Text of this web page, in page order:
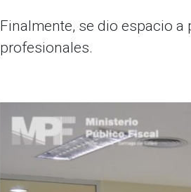
Finalmente, se dio espacio
profesionales.